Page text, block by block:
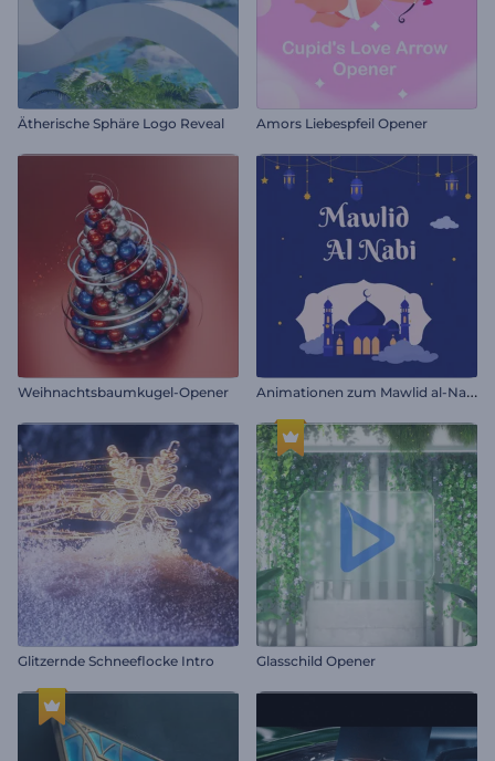
Ätherische Sphäre Logo Reveal Amors Liebespfeil Opener
Weihnachtsbaumkugel-Opener A
nimationen zum Mawlid al-Nabi
Glitzernde Schneeflocke Intro Glasschild Opener